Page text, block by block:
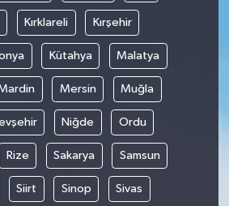
Kırklareli Kırşehir
Kütahya Malatya
Mersin Muğla
Niğde Ordu
Rize Sakarya Samsun
Siirt Sinop Sivas